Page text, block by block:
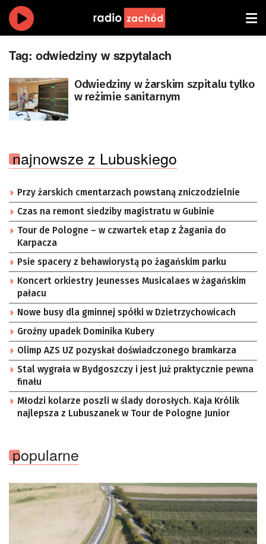
Tag: odwiedziny w szpytalach
Odwiedziny w żarskim szpitalu tylko
w reżimie sanitarnym
najnowsze z Lubuskiego
Przy żarskich cmentarzach powstaną zniczodzielnie
Czas na remont siedziby magistratu w Gubinie
Tour de Pologne – w czwartek etap z Żagania do
Karpacza
Psie spacery z behawiorystą po żagańskim parku
Koncert orkiestry Jeunesses Musicalaes w żagańskim
pałacu
Nowe busy dla gminnej spółki w Dzietrzychowicach
Groźny upadek Dominika Kubery
Olimp AZS UZ pozyskał doświadczonego bramkarza
Stal wygrała w Bydgoszczy i jest już praktycznie pewna
finału
Młodzi kolarze poszli w ślady dorosłych. Kaja Królik
najlepsza z Lubuszanek w Tour de Pologne Junior
popularne